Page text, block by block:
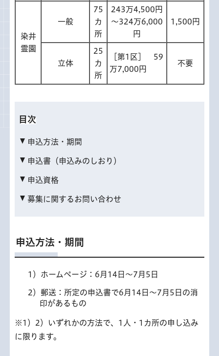
染井
霊園
一般
75
カ
所
243万4,500円
～324万6,000
円
1,500円
立体
25
カ
所
［第1区］ 59
万7,000円
不要
目次
申込方法・期間
申込書（申込みのしおり）
申込資格
募集に関するお問い合わせ
申込方法・期間
1）ホームページ：6月14日～7月5日
2）郵送：所定の申込書で6月14日～7月5日の消
印があるもの
※1）2）いずれかの方法で、1人・1カ所の申し込み
に限ります。